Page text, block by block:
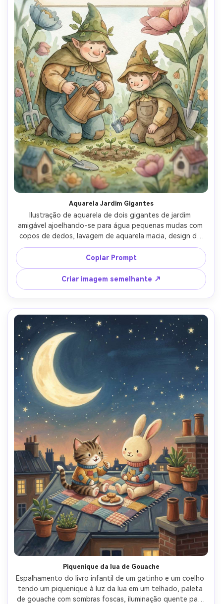
Aquarela Jardim Gigantes
Ilustração de aquarela de dois gigantes de jardim
amigável ajoelhando-se para água pequenas mudas com
copos de dedos, lavagem de aquarela macia, design de
personagem caprichoso, paleta de cores de conto de
fadas, adereços oversized para humor, personagem
consistente através das páginas, detalhes simples de
fundo, espaço para texto de narração, lente de 85mm,
profundidade de campo rasa, iluminação cinematográfica
suave-AR 4:5
Copiar Prompt
Criar imagem semelhante ↗
Piquenique da lua de Gouache
Espalhamento do livro infantil de um gatinho e um coelho
tendo um piquenique à luz da lua em um telhado, paleta
de gouache com sombras foscas, iluminação quente para
Crie imagens com
IA sem limites.
100% grátis!
Comece Grátis →